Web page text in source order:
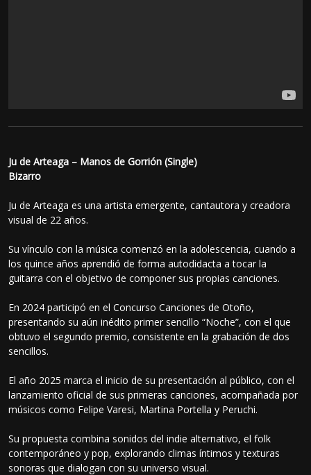
Ju de Arteaga – Manos de Gorrión (Single)
Bizarro
Ju de Arteaga es una artista emergente, cantautora y creadora
visual de 22 años.
Su vínculo con la música comenzó en la adolescencia, cuando a
los quince años aprendió de forma autodidacta a tocar la
guitarra con el objetivo de componer sus propias canciones.
En 2024 participó en el Concurso Canciones de Otoño,
presentando su aún inédito primer sencillo “Noche”, con el que
obtuvo el segundo premio, consistente en la grabación de dos
sencillos.
El año 2025 marca el inicio de su presentación al público, con el
lanzamiento oficial de sus primeras canciones, acompañada por
músicos como Felipe Varesi, Martina Portella y Peruchi.
Su propuesta combina sonidos del indie alternativo, el folk
contemporáneo y pop, explorando climas íntimos y texturas
sonoras que dialogan con su universo visual.